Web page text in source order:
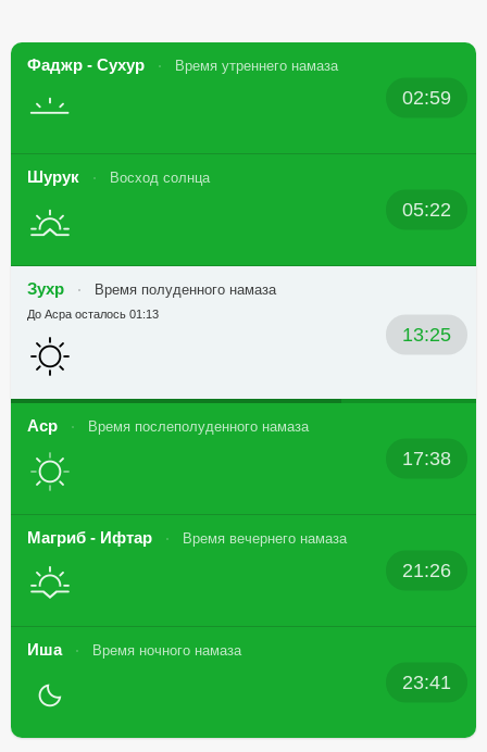
Фаджр - Сухур Время утреннего намаза
02:59
Шурук Восход солнца
05:22
Зухр Время полуденного намаза
13:25
До Асра осталось 01:13
Аср Время послеполуденного намаза
17:38
Магриб - Ифтар Время вечернего намаза
21:26
Иша Время ночного намаза
23:41